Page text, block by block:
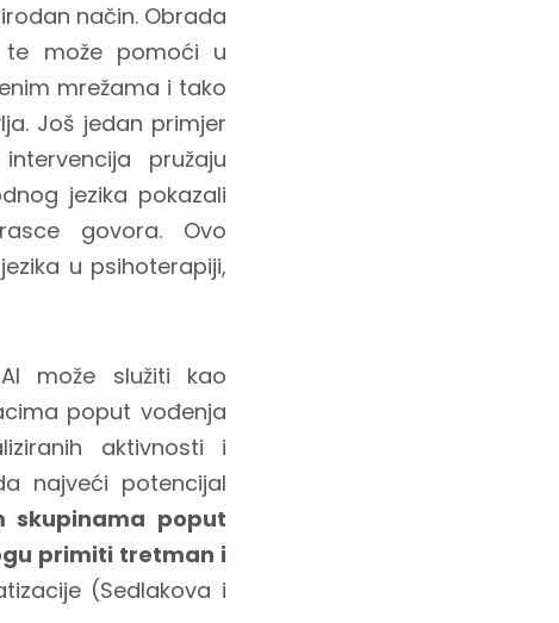
način. Obrada
može pomoći u
mrežama i tako
Još jedan primjer
pružaju
jezika pokazali
govora. Ovo
u psihoterapiji,
može služiti kao
poput vođenja
aktivnosti i
najveći potencijal
skupinama poput
primiti tretman i
(Sedlakova i